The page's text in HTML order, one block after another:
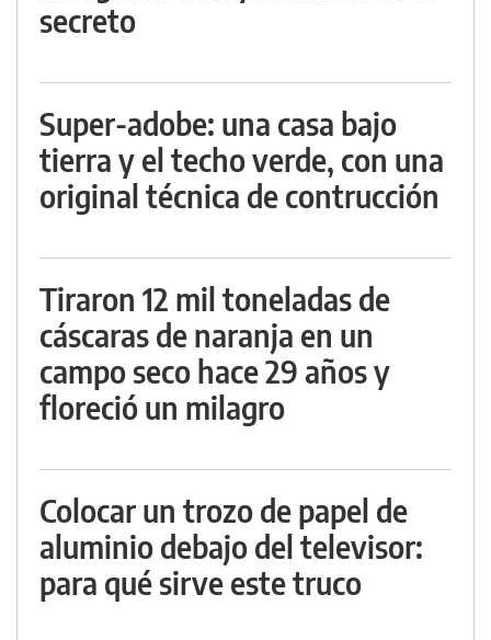
secreto
Super-adobe: una casa bajo
tierra y el techo verde, con una
original técnica de contrucción
Tiraron 12 mil toneladas de
cáscaras de naranja en un
campo seco hace 29 años y
floreció un milagro
Colocar un trozo de papel de
aluminio debajo del televisor:
para qué sirve este truco